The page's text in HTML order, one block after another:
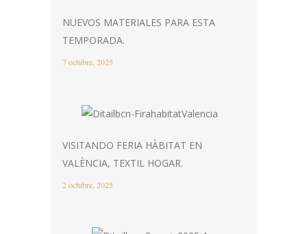
NUEVOS MATERIALES PARA ESTA
TEMPORADA.
7 octubre, 2025
VISITANDO FERIA HÀBITAT EN
VALÈNCIA, TEXTIL HOGAR.
2 octubre, 2025